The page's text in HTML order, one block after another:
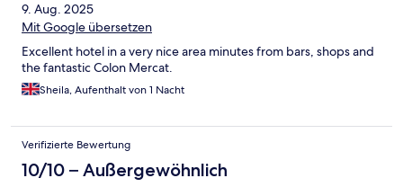
9. Aug. 2025
Mit Google übersetzen
Excellent hotel in a very nice area minutes from bars, shops and
the fantastic Colon Mercat.
Sheila, Aufenthalt von 1 Nacht
Verifizierte Bewertung
10/10 – Außergewöhnlich